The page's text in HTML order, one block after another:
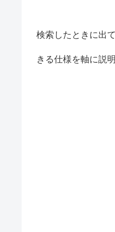
検索したときに出
きる仕様を軸に説